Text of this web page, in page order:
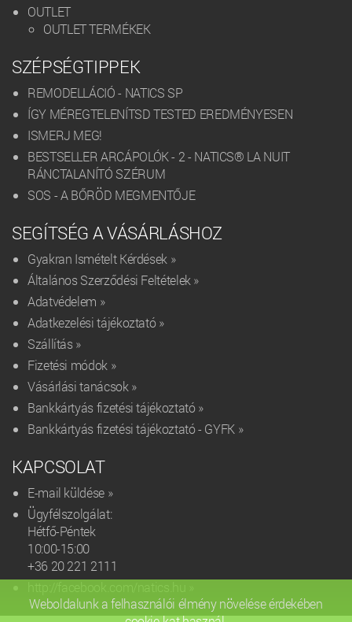
OUTLET
OUTLET TERMÉKEK
SZÉPSÉGTIPPEK
REMODELLÁCIÓ - NATICS SP
ÍGY MÉREGTELENÍTSD TESTED EREDMÉNYESEN
ISMERJ MEG!
BESTSELLER ARCÁPOLÓK - 2 - NATICS® LA NUIT
RÁNCTALANÍTÓ SZÉRUM
SOS - A BŐRÖD MEGMENTŐJE
SEGÍTSÉG A VÁSÁRLÁSHOZ
Gyakran Ismételt Kérdések »
Általános Szerződési Feltételek »
Adatvédelem »
Adatkezelési tájékoztató »
Szállítás »
Fizetési módok »
Vásárlási tanácsok »
Bankkártyás fizetési tájékoztató »
Bankkártyás fizetési tájékoztató - GYFK »
KAPCSOLAT
E-mail küldése »
Ügyfélszolgálat:
Hétfő-Péntek
10:00-15:00
+36 20 221 2111‬
http://facebook.com/natics.hu »
Weboldalunk a felhasználói élmény növelése érdekében